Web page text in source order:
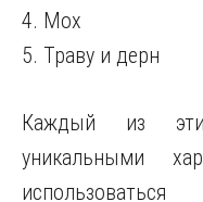
4. Мох
5. Траву и дерн
Каждый из
уникальными